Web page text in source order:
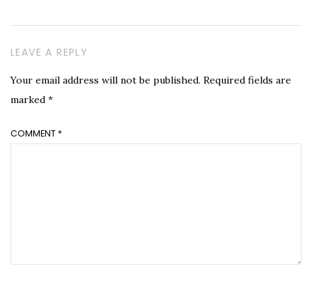
LEAVE A REPLY
Your email address will not be published. Required fields are
marked *
COMMENT *